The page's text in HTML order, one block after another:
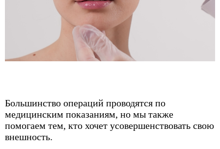
Большинство операций проводятся по
медицинским показаниям, но мы также
помогаем тем, кто хочет усовершенствовать свою
внешность.